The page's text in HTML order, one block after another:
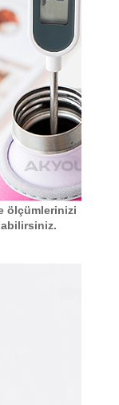
ölçümlerinizi